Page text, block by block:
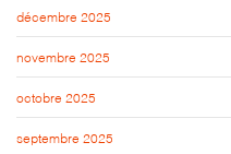
décembre 2025
novembre 2025
octobre 2025
septembre 2025